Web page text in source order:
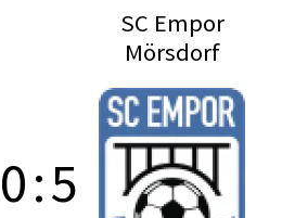
SC Empor
Mörsdorf
0:5